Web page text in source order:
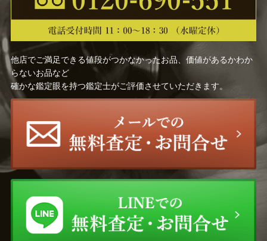
他店でご満足できる値段がつかなかったお品、価値があるかわか
らないお品など
確かな鑑定眼を持つ鑑定士がご評価させていただきます。